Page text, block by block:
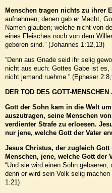
Menschen tragen nichts zu ihrer
aufnahmen, denen gab er Macht,
Namen glauben; welche nicht von
eines Fleisches noch von dem
geboren sind.” (Johannes 1:12,13)
”Denn aus Gnade seid ihr selig
nicht aus euch: Gottes Gabe ist
nicht jemand ruehme.” (Epheser
DER TOD DES GOTT-
Gott der Sohn kam in die Welt
auszutragen, seine Menschen
verdienter Strafe zu erloesen.
nur jene, welche Gott der Vater
Jesus Christus, der zugleich
Menschen, jene, welche Gott der
“Und sie wird einen Sohn
denn er wird sein Volk selig
1:21)